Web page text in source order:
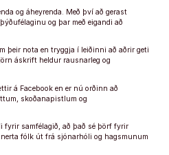
og áheyrenda. Með því að gerast
og þar með eigandi að
þeir nota en tryggja í leiðinni að aðrir geti
áskrift heldur rausnarleg og
á Facebook en er nú orðinn að
skoðanapistlum og
fyrir samfélagið, að það sé þörf fyrir
fólk út frá sjónarhóli og hagsmunum